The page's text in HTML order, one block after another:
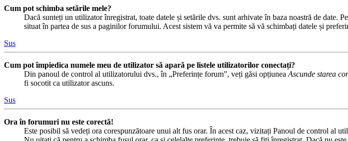
Cum pot schimba setările mele?
Dacă sunteți un utilizator înregistrat, toate datele și setările dvs. sunt arhivate în baza noastră de
situat în partea de sus a paginilor forumului. Acest sistem vă va permite să vă schimbați datele și
Sus
Cum pot împiedica numele meu de utilizator să apară pe listele utilizatorilor conectați?
Din panoul de control al utilizatorului dvs., în „Preferințe forum”, veți găsi opțiunea Ascunde starea
fi socotit ca utilizator ascuns.
Sus
Ora în forumuri nu este corectă!
Este posibil să vedeți ora corespunzătoare unui alt fus orar. În acest caz, vizitați Panoul de control